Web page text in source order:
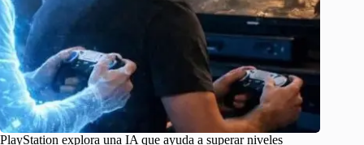
PlayStation explora una IA que ayuda a superar niveles